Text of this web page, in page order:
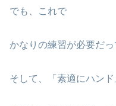
でも、これで
かなりの練習が必要だっ
そして、「素適にハン